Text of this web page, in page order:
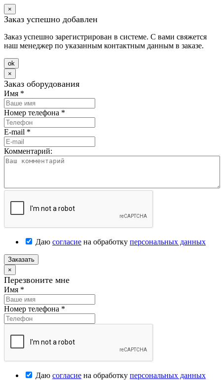
×
Заказ успешно добавлен
Заказ успешно зарегистрирован в системе. С вами свяжется
наш менеджер по указанным контактным данным в заказе.
оk
×
Заказ оборудования
Имя *
Номер телефона *
E-mail *
Комментарий:
Даю согласие на обработку персональных данных
Заказать
×
Перезвоните мне
Имя *
Номер телефона *
Даю согласие на обработку персональных данных